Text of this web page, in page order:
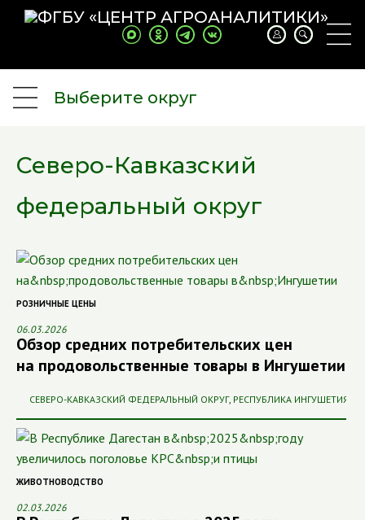
Выберите округ
Северо-Кавказский
федеральный округ
РОЗНИЧНЫЕ ЦЕНЫ
06.03.2026
Обзор средних потребительских цен
на продовольственные товары в Ингушетии
СЕВЕРО-КАВКАЗСКИЙ ФЕДЕРАЛЬНЫЙ ОКРУГ, РЕСПУБЛИКА ИНГУШЕТИЯ
ЖИВОТНОВОДСТВО
02.03.2026